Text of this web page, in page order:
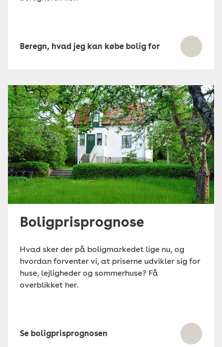
Beregn, hvad jeg kan købe bolig for
Boligprisprognose
Hvad sker der på boligmarkedet lige nu, og
hvordan forventer vi, at priserne udvikler sig for
huse, lejligheder og sommerhuse? Få
overblikket her.
Se boligprisprognosen